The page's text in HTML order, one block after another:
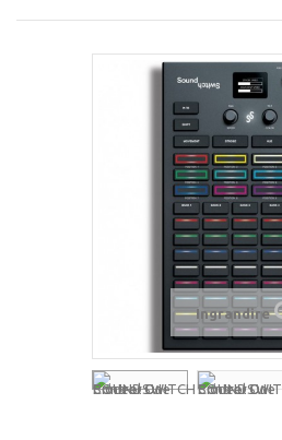
Ingrandire